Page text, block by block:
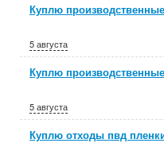
Куплю
5 августа
Куплю
5 августа
Куплю отходы пвд